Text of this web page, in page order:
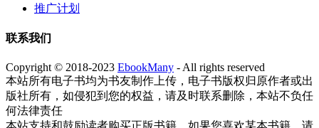
推广计划
联系我们
Copyright © 2018-2023 EbookMany - All rights reserved
本站所有电子书均为书友制作上传，电子书版权归原作者或出
版社所有，如侵犯到您的权益，请及时联系删除，本站不负任
何法律责任
本站支持和鼓励读者购买正版书籍，如果您喜欢某本书籍，请